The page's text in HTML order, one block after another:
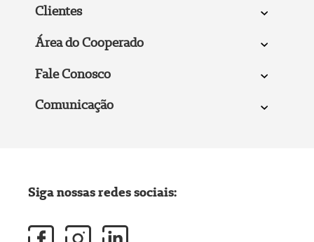
Clientes
Área do Cooperado
Fale Conosco
Comunicação
Siga nossas redes sociais: